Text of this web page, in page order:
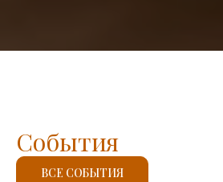
События
ВСЕ СОБЫТИЯ